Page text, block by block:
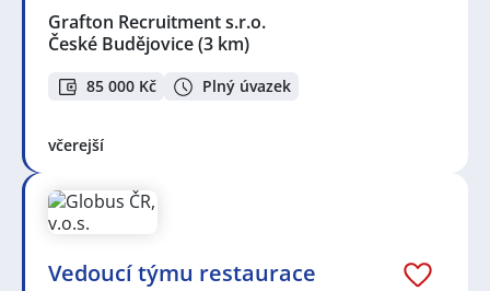
Grafton Recruitment s.r.o.
České Budějovice(3 km)
85 000 Kč Plný úvazek
včerejší
Vedoucí týmu restaurace